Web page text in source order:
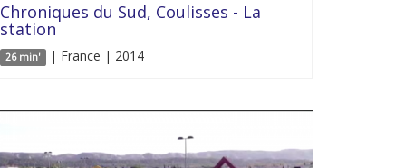
Chroniques du Sud, Coulisses - La
station
26 min' | France | 2014